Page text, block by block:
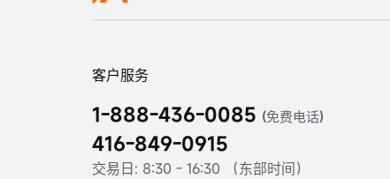
客户服务
1-888-436-0085 (免费电话)
416-849-0915
交易日: 8:30 - 16:30 （东部时间）